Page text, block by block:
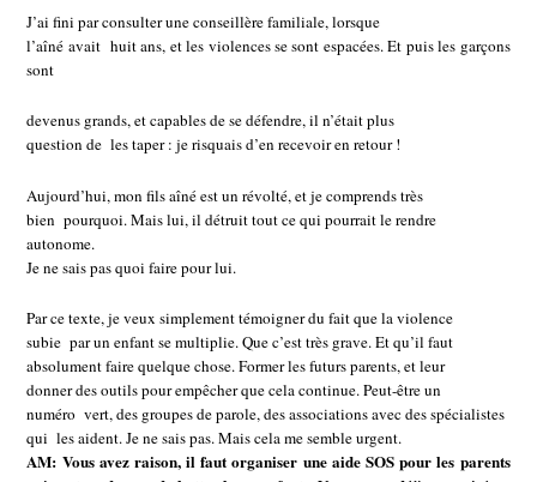
J’ai fini par consulter une conseillère familiale, lorsque
l’aîné avait huit ans, et les violences se sont espacées. Et puis les garçons
sont
devenus grands, et capables de se défendre, il n’était plus
question de les taper : je risquais d’en recevoir en retour !
Aujourd’hui, mon fils aîné est un révolté, et je comprends très
bien pourquoi. Mais lui, il détruit tout ce qui pourrait le rendre
autonome.
Je ne sais pas quoi faire pour lui.
Par ce texte, je veux simplement témoigner du fait que la violence
subie par un enfant se multiplie. Que c’est très grave. Et qu’il faut
absolument faire quelque chose. Former les futurs parents, et leur
donner des outils pour empêcher que cela continue. Peut-être un
numéro vert, des groupes de parole, des associations avec des spécialistes
qui les aident. Je ne sais pas. Mais cela me semble urgent.
AM: Vous avez raison, il faut organiser une aide SOS pour les parents